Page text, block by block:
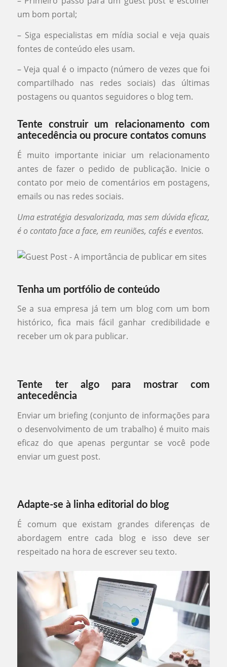
um bom portal;
– Siga especialistas em mídia social e veja quais
fontes de conteúdo eles usam.
– Veja qual é o impacto (número de vezes que foi
compartilhado nas redes sociais) das últimas
postagens ou quantos seguidores o blog tem.
Tente construir um relacionamento com
antecedência ou procure contatos comuns
É muito importante iniciar um relacionamento
antes de fazer o pedido de publicação. Inicie o
contato por meio de comentários em postagens,
emails ou nas redes sociais.
Uma estratégia desvalorizada, mas sem dúvida eficaz,
é o contato face a face, em reuniões, cafés e eventos.
Tenha um portfólio de conteúdo
Se a sua empresa já tem um blog com um bom
histórico, fica mais fácil ganhar credibilidade e
receber um ok para publicar.
Tente ter algo para mostrar com
antecedência
Enviar um briefing (conjunto de informações para
o desenvolvimento de um trabalho) é muito mais
eficaz do que apenas perguntar se você pode
enviar um guest post.
Adapte-se à linha editorial do blog
É comum que existam grandes diferenças de
abordagem entre cada blog e isso deve ser
respeitado na hora de escrever seu texto.